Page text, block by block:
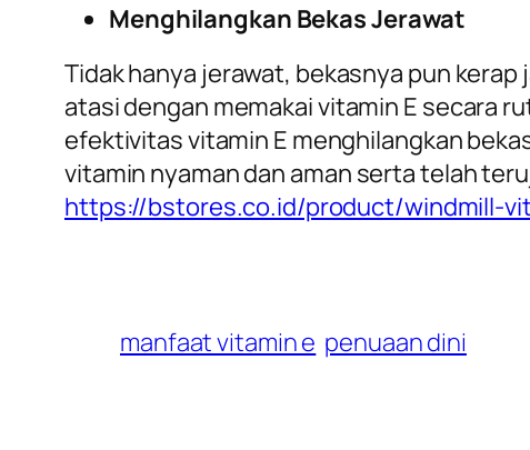
Menghilangkan Bekas Jerawat
Tidak hanya jerawat, bekasnya pun
atasi dengan memakai vitamin E secara
efektivitas vitamin E menghilangkan
vitamin nyaman dan aman serta telah
https://bstores.co.id/product/windmill-
manfaat vitamin e penuaan dini